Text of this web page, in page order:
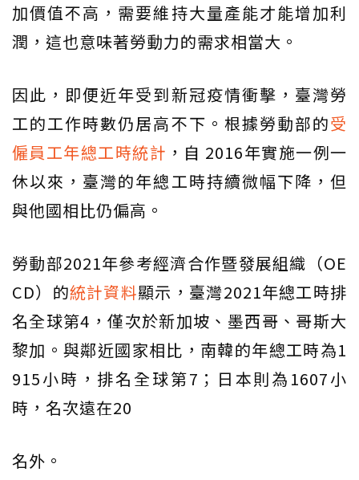
加價值不高，需要維持大量產能才能增加利
潤，這也意味著勞動力的需求相當大。
因此，即便近年受到新冠疫情衝擊，臺灣勞
工的工作時數仍居高不下。根據勞動部的受
僱員工年總工時統計 ，自 2016年實施一例一
休以來，臺灣的年總工時持續微幅下降，但
與他國相比仍偏高。
勞動部2021年參考經濟合作暨發展組織（OE
CD）的統計資料顯示，臺灣2021年總工時排
名全球第4，僅次於新加坡、墨西哥、哥斯大
黎加。與鄰近國家相比，南韓的年總工時為1
915小時，排名全球第7；日本則為1607小
時，名次遠在20
名外。